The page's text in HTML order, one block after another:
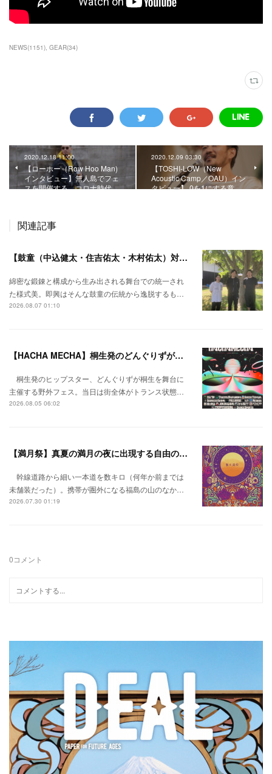
NEWS(1151) GEAR(34)
2020.12.18 11:00
【ローホー（Row Hoo Man)
インタビュー】無人島でフェ
スを開催する。コロナ時代…
2020.12.09 03:30
【TOSHI-LOW（New
Acoustic Camp／OAU）イン
タビュー】 0を1にする意…
関連記事
【鼓童（中込健太・住吉佑太・木村佑太）対談】即興で得られる新たな感覚。
綿密な鍛錬と構成から生み出される舞台での統一され
た様式美。即興はそんな鼓童の伝統から逸脱するも…
2026.08.07 01:10
【HACHA MECHA】桐生発のどんぐりずが桐生をハチャメチャに彩る。
桐生発のヒップスター、どんぐりずが桐生を舞台に
主催する野外フェス。当日は街全体がトランス状態…
2026.08.05 06:02
【満月祭】真夏の満月の夜に出現する自由の桃源郷。
幹線道路から細い一本道を数キロ（何年か前までは
未舗装だった）。携帯が圏外になる福島の山のなか…
2026.07.30 01:19
0コメント